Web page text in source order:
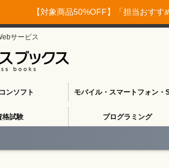
【対象商品50%OFF】「担当おす
サービス
ンソフト モバイル・スマートフォン・
格試験 プログラミング